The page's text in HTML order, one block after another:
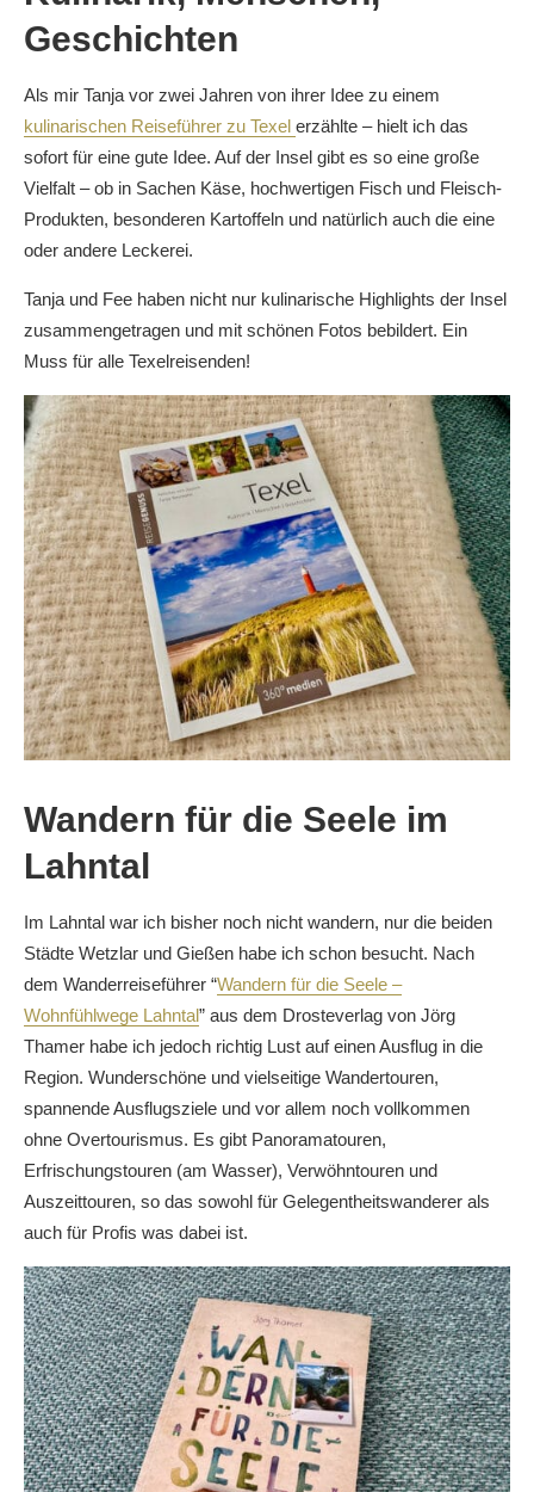
Geschichten
Als mir Tanja vor zwei Jahren von ihrer Idee zu einem
kulinarischen Reiseführer zu Texel erzählte – hielt ich das
sofort für eine gute Idee. Auf der Insel gibt es so eine große
Vielfalt – ob in Sachen Käse, hochwertigen Fisch und Fleisch-
Produkten, besonderen Kartoffeln und natürlich auch die eine
oder andere Leckerei.
Tanja und Fee haben nicht nur kulinarische Highlights der Insel
zusammengetragen und mit schönen Fotos bebildert. Ein
Muss für alle Texelreisenden!
Wandern für die Seele im
Lahntal
Im Lahntal war ich bisher noch nicht wandern, nur die beiden
Städte Wetzlar und Gießen habe ich schon besucht. Nach
dem Wanderreiseführer “Wandern für die Seele –
Wohnfühlwege Lahntal” aus dem Drosteverlag von Jörg
Thamer habe ich jedoch richtig Lust auf einen Ausflug in die
Region. Wunderschöne und vielseitige Wandertouren,
spannende Ausflugsziele und vor allem noch vollkommen
ohne Overtourismus. Es gibt Panoramatouren,
Erfrischungstouren (am Wasser), Verwöhntouren und
Auszeittouren, so das sowohl für Gelegentheitswanderer als
auch für Profis was dabei ist.